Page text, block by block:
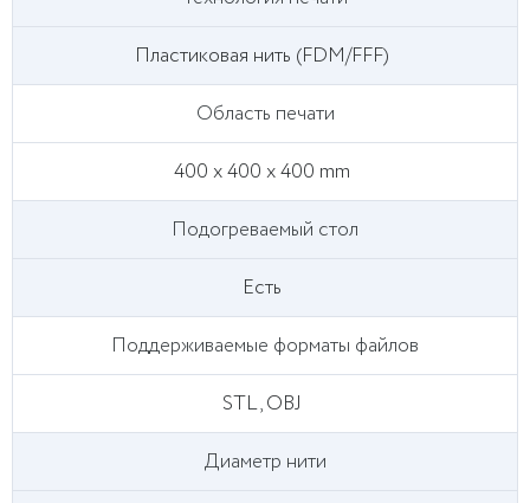
Пластиковая нить (FDM/FFF)
Область печати
400 x 400 x 400 mm
Подогреваемый стол
Есть
Поддерживаемые форматы файлов
STL, OBJ
Диаметр нити